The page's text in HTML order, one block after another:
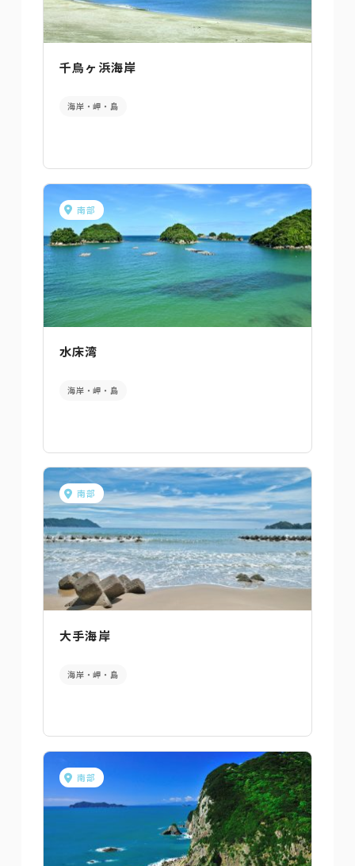
千鳥ヶ浜海岸
海岸・岬・島
南部
水床湾
海岸・岬・島
南部
大手海岸
海岸・岬・島
南部